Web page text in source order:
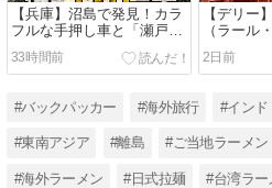
【兵庫】沼島で発見！カラ
フルな手押し車と「瀬戸内
モータリゼーション」の魅
力
33時間前
【デリー
（ラール
イド！建
的理由
2日前
#バックパッカー #海外旅行 #インド
#東南アジア #離島 #ご当地ラーメン
#海外ラーメン #日式拉麺 #台湾ラー